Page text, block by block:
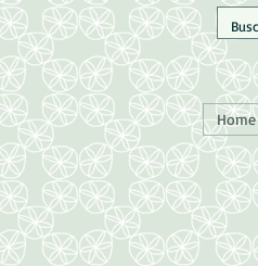
Home